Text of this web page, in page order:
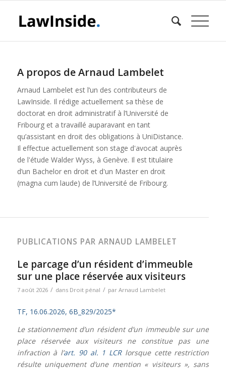
A propos deArnaud Lambelet
Arnaud Lambelet est l’un des contributeurs de
LawInside. Il rédige actuellement sa thèse de
doctorat en droit administratif à l’Université de
Fribourg et a travaillé auparavant en tant
qu’assistant en droit des obligations à UniDistance.
Il effectue actuellement son stage d'avocat auprès
de l'étude Walder Wyss, à Genève. Il est titulaire
d’un Bachelor en droit et d'un Master en droit
(magna cum laude) de l’Université de Fribourg.
PUBLICATIONS PAR ARNAUD LAMBELET
Le parcage d’un résident d’immeuble
sur une place réservée aux visiteurs
7 août 2026 / dans Droit pénal / par Arnaud Lambelet
TF, 16.06.2026, 6B_829/2025*
Le stationnement d’un résident d’un immeuble sur une
place réservée aux visiteurs ne constitue pas une
infraction à l’art. 90 al. 1 LCRlorsque cette restriction
résulte uniquement d’une mention « visiteurs », sans